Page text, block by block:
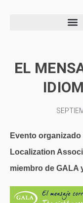
EL
Evento
Localization
miembro de GALA